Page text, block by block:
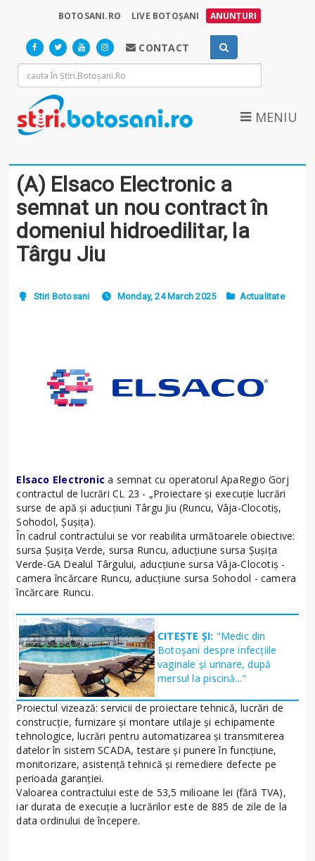
BOTOSANI.RO LIVE BOTOȘANI ANUNȚURI
CONTACT
MENIU
(A) Elsaco Electronic a
semnat un nou contract în
domeniul hidroedilitar, la
Târgu Jiu
Stiri Botosani Monday, 24 March 2025 Actualitate
Elsaco Electronic a semnat cu operatorul ApaRegio Gorj
contractul de lucrări CL 23 - „Proiectare și execuție lucrări
surse de apă și aducțiuni Târgu Jiu (Runcu, Vâja-Clocotiș,
Sohodol, Șușița).
În cadrul contractului se vor reabilita următoarele obiective:
sursa Șușița Verde, sursa Runcu, aducțiune sursa Șușița
Verde-GA Dealul Târgului, aducțiune sursa Vâja-Clocotiș -
camera încărcare Runcu, aducțiune sursa Sohodol - camera
încărcare Runcu.
CITEȘTE ȘI: "Medic din
Botoșani despre infecțiile
vaginale și urinare, după
mersul la piscină..."
Proiectul vizează: servicii de proiectare tehnică, lucrări de
construcție, furnizare și montare utilaje și echipamente
tehnologice, lucrări pentru automatizarea și transmiterea
datelor în sistem SCADA, testare și punere în funcțiune,
monitorizare, asistență tehnică și remediere defecte pe
perioada garanției.
Valoarea contractului este de 53,5 milioane lei (fără TVA),
iar durata de execuție a lucrărilor este de 885 de zile de la
data ordinului de începere.